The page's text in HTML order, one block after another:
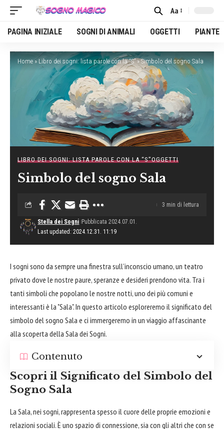
Font
Resizer
Aa
PAGINA INIZIALE SOGNI DI ANIMALI OGGETTI PIANTE
Home » Libro dei sogni: lista parole con la “S”»Simbolo del sogno Sala
LIBRO DEI SOGNI: LISTA PAROLE CON LA “S”OGGETTI
Simbolo del sogno Sala
Last updated: 2024.12.31. 11:19
Stella dei Sogni Pubblicata 2024.07.01.
3 min di lettura
I sogni sono da sempre una finestra sull’inconscio umano, un teatro
privato dove le nostre paure, speranze e desideri prendono vita. Tra i
tanti simboli che popolano le nostre notti, uno dei più comuni e
interessanti è la "Sala". In questo articolo esploreremo il significato del
simbolo del sogno Sala e ci immergeremo in un viaggio affascinante
alla scoperta della Sala dei Sogni.
Contenuto
Scopri il Significato del Simbolo del
Sogno Sala
La Sala, nei sogni, rappresenta spesso il cuore delle proprie emozioni e
relazioni sociali. È uno spazio di connessione, sia con gli altri che con se